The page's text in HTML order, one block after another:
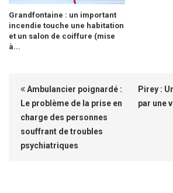
Grandfontaine : un important
incendie touche une habitation
et un salon de coiffure (mise
à...
Ambulancier poignardé :
Le problème de la prise en
charge des personnes
souffrant de troubles
psychiatriques
Pirey :
par une